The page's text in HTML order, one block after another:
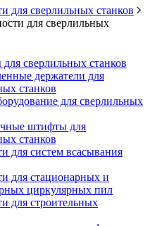
для сверлильных станков
для сверлильных
сверлильных станков
держатели для
станков
для сверлильных
штифты для
станков
для систем всасывания
для стационарных и
циркулярных пил
для строительных